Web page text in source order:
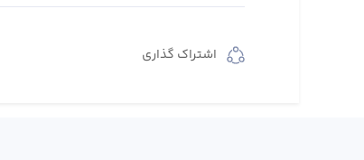
اشتراک گذاری